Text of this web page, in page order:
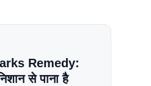
Remedy:
से पाना है